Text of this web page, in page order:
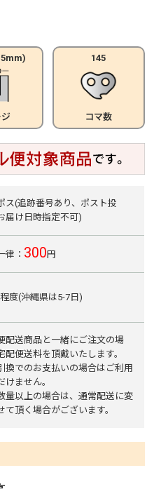
145
コマ数
ス(追跡番号あり、ポスト投
届け日時指定不可)
律： 300円
度(沖縄県は5-7日)
配送商品と一緒にご注文の場
配便送料を頂戴いたします。
換でのお支払いの場合はご利用
けません。
量以上の場合は、通常配送に変
て頂く場合がございます。